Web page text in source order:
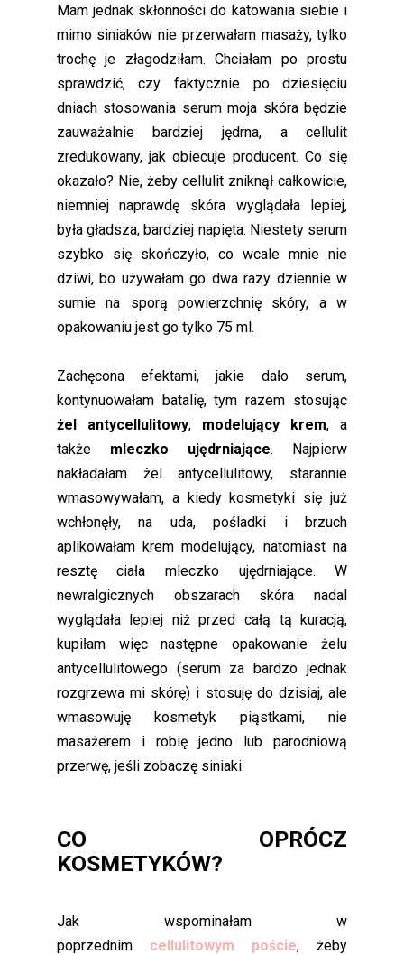
Mam jednak skłonności do katowania siebie i
mimo siniaków nie przerwałam masaży, tylko
trochę je złagodziłam. Chciałam po prostu
sprawdzić, czy faktycznie po dziesięciu
dniach stosowania serum moja skóra będzie
zauważalnie bardziej jędrna, a cellulit
zredukowany, jak obiecuje producent. Co się
okazało? Nie, żeby cellulit zniknął całkowicie,
niemniej naprawdę skóra wyglądała lepiej,
była gładsza, bardziej napięta. Niestety serum
szybko się skończyło, co wcale mnie nie
dziwi, bo używałam go dwa razy dziennie w
sumie na sporą powierzchnię skóry, a w
opakowaniu jest go tylko 75 ml.
Zachęcona efektami, jakie dało serum,
kontynuowałam batalię, tym razem stosując
żel antycellulitowy, modelujący krem, a
także mleczko ujędrniające. Najpierw
nakładałam żel antycellulitowy, starannie
wmasowywałam, a kiedy kosmetyki się już
wchłonęły, na uda, pośladki i brzuch
aplikowałam krem modelujący, natomiast na
resztę ciała mleczko ujędrniające. W
newralgicznych obszarach skóra nadal
wyglądała lepiej niż przed całą tą kuracją,
kupiłam więc następne opakowanie żelu
antycellulitowego (serum za bardzo jednak
rozgrzewa mi skórę) i stosuję do dzisiaj, ale
wmasowuję kosmetyk piąstkami, nie
masażerem i robię jedno lub parodniową
przerwę, jeśli zobaczę siniaki.
CO OPRÓCZ
KOSMETYKÓW?
Jak wspominałam w
poprzednim cellulitowym poście, żeby